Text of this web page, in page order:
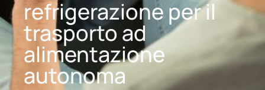
refrigerazione per il
trasporto ad
alimentazione
autonoma